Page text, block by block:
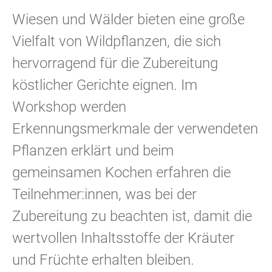
Wiesen und Wälder bieten eine große
Vielfalt von Wildpflanzen, die sich
hervorragend für die Zubereitung
köstlicher Gerichte eignen. Im
Workshop werden
Erkennungsmerkmale der verwendeten
Pflanzen erklärt und beim
gemeinsamen Kochen erfahren die
Teilnehmer:innen, was bei der
Zubereitung zu beachten ist, damit die
wertvollen Inhaltsstoffe der Kräuter
und Früchte erhalten bleiben.